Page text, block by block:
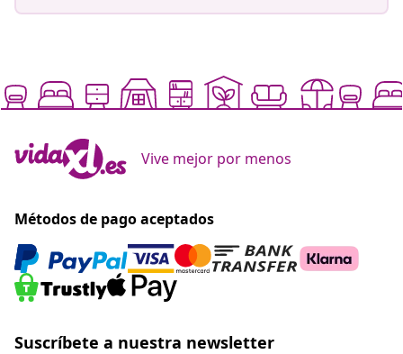
Vive mejor por menos
Métodos de pago aceptados
Suscríbete a nuestra newsletter